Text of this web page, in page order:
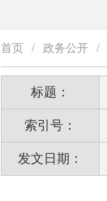
首页 / 政务公开 /
标题：
索引号：
发文日期：